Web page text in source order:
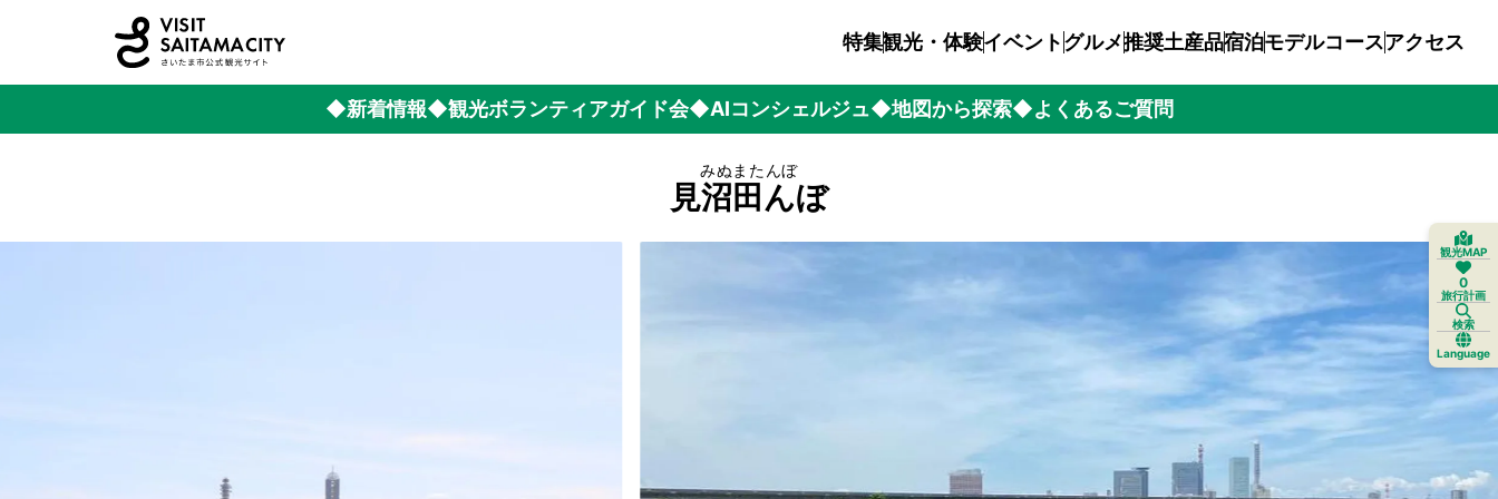
特集観光・体験イベントグルメ推奨土産品宿泊モデルコースアクセス
◆新着情報◆観光ボランティアガイド会◆AIコンシェルジュ◆地図から探索◆よくあるご質問
見沼田んぼ
みぬまたんぼ
観光MAP
0
旅行計画
検索
Language